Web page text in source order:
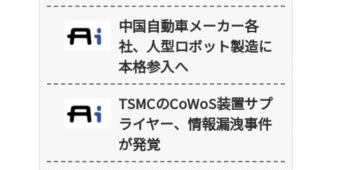
中国自動車メーカー各
社、人型ロボット製造に
本格参入へ
TSMCのCoWoS装置サプ
ライヤー、情報漏洩事件
が発覚